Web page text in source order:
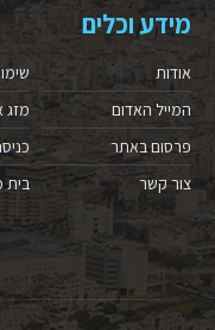
מידע וכלים
אודות
המייל האדום
פרסום באתר
צור קשר
מזג
בית